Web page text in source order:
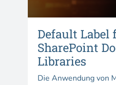
Default Label
SharePoint
Libraries
Die Anwendung von